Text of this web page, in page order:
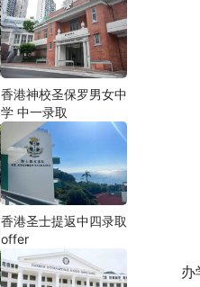
办
香港神校圣保罗男女中
学 中一录取
香港圣士提返中四录取
offer